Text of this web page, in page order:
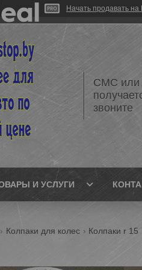
Начать продавать на
СМС или
звоните
И УСЛУГИ
Колпаки для колес Колпаки r 15